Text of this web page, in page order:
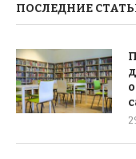
ПОСЛЕДНИЕ